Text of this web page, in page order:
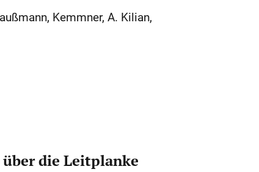
Kemmner, A. Kilian,
die Leitplanke